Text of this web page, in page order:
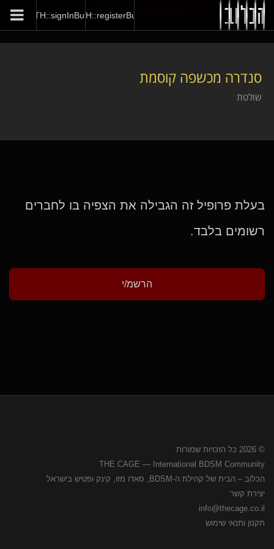
GENERAL::joinNow
AUTH::registerButton
AUTH::signInButton
סנדרה מכשפה קוסמת
שולטת
סנדרה מכשפה קוסמת
בעלת פרופיל זה הגבילה את הצפיה בו לחברים
רשומים בלבד.
הרשמ/י
© 2026 כל הזכויות שמורות
THE CAGE — International BDSM Community
הכלוב – הבית של קהילת ה-BDSM, סאדו מזו, קינק ופטיש בישראל
יצירת קשר
info@thecage.co.il
תקנון ותנאי שימוש